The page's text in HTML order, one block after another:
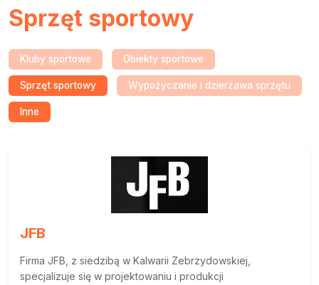
Sprzęt sportowy
Kluby sportowe Obiekty sportowe
Sprzęt sportowy Wypożyczanie i dzierżawa sprzętu
Inne
JFB
Firma JFB, z siedzibą w Kalwarii Zebrzydowskiej,
specjalizuje się w projektowaniu i produkcji